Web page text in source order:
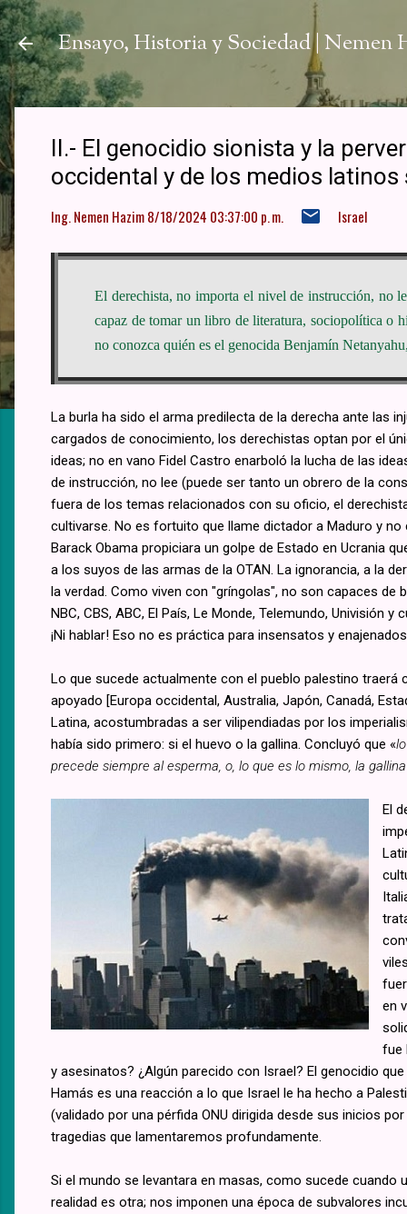
Ensayo, Historia y Sociedad | Nemen
II.- El genocidio sionista y la
occidental y de los medios
Ing. Nemen Hazim8/18/2024 03:37:00 p. m. Israel
El derechista, no importa el nivel de instrucción, no
capaz de tomar un libro de literatura, sociopolítica o
no conozca quién es el genocida Benjamín
La burla ha sido el arma predilecta de la derecha ante las
cargados de conocimiento, los derechistas optan por el
ideas; no en vano Fidel Castro enarboló la lucha de las
de instrucción, no lee (puede ser tanto un obrero de la
fuera de los temas relacionados con su oficio, el
cultivarse. No es fortuito que llame dictador a Maduro y
Barack Obama propiciara un golpe de Estado en Ucrania
a los suyos de las armas de la OTAN. La ignorancia, a la
la verdad. Como viven con "gríngolas", no son capaces de
NBC, CBS, ABC, El País, Le Monde, Telemundo, Univisión
¡Ni hablar! Eso no es práctica para insensatos y
Lo que sucede actualmente con el pueblo palestino
apoyado [Europa occidental, Australia, Japón, Canadá,
Latina, acostumbradas a ser vilipendiadas por los
había sido primero: si el huevo o la gallina. Concluyó que «
precede siempre al esperma, o, lo que es lo mismo, la
El
en
fue
y asesinatos? ¿Algún parecido con Israel? El genocidio
Hamás es una reacción a lo que Israel le ha hecho a
(validado por una pérfida ONU dirigida desde sus inicios
tragedias que lamentaremos profundamente.
Si el mundo se levantara en masas, como sucede cuando
realidad es otra; nos imponen una época de subvalores